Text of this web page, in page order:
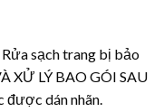
sạch trang bị bảo
XỬ LÝ BAO GÓI SAU
được dán nhãn.